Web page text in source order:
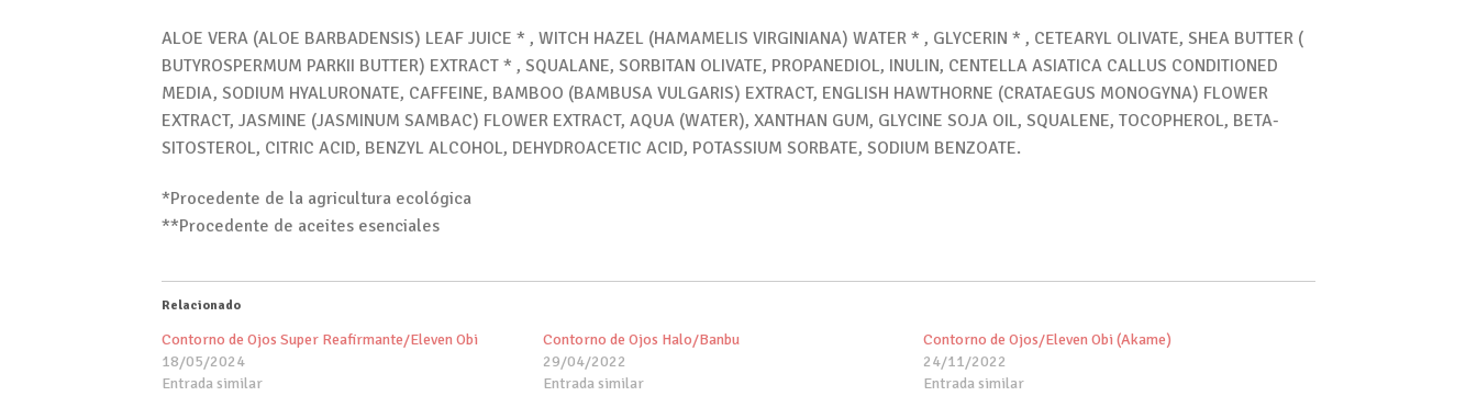
ALOE VERA (ALOE BARBADENSIS) LEAF JUICE * , WITCH HAZEL (HAMAMELIS VIRGINIANA) WATER * , GLYCERIN * , CETEARYL OLIVATE, SHEA BUTTER (
BUTYROSPERMUM PARKII BUTTER) EXTRACT * , SQUALANE, SORBITAN OLIVATE, PROPANEDIOL, INULIN, CENTELLA ASIATICA CALLUS CONDITIONED
MEDIA, SODIUM HYALURONATE, CAFFEINE, BAMBOO (BAMBUSA VULGARIS) EXTRACT, ENGLISH HAWTHORNE (CRATAEGUS MONOGYNA) FLOWER
EXTRACT, JASMINE (JASMINUM SAMBAC) FLOWER EXTRACT, AQUA (WATER), XANTHAN GUM, GLYCINE SOJA OIL, SQUALENE, TOCOPHEROL, BETA-
SITOSTEROL, CITRIC ACID, BENZYL ALCOHOL, DEHYDROACETIC ACID, POTASSIUM SORBATE, SODIUM BENZOATE.
*Procedente de la agricultura ecológica
**Procedente de aceites esenciales
Relacionado
Contorno de Ojos Super Reafirmante/Eleven Obi
18/05/2024
Entrada similar
Contorno de Ojos Halo/Banbu
29/04/2022
Entrada similar
Contorno de Ojos/Eleven Obi (Akame)
24/11/2022
Entrada similar